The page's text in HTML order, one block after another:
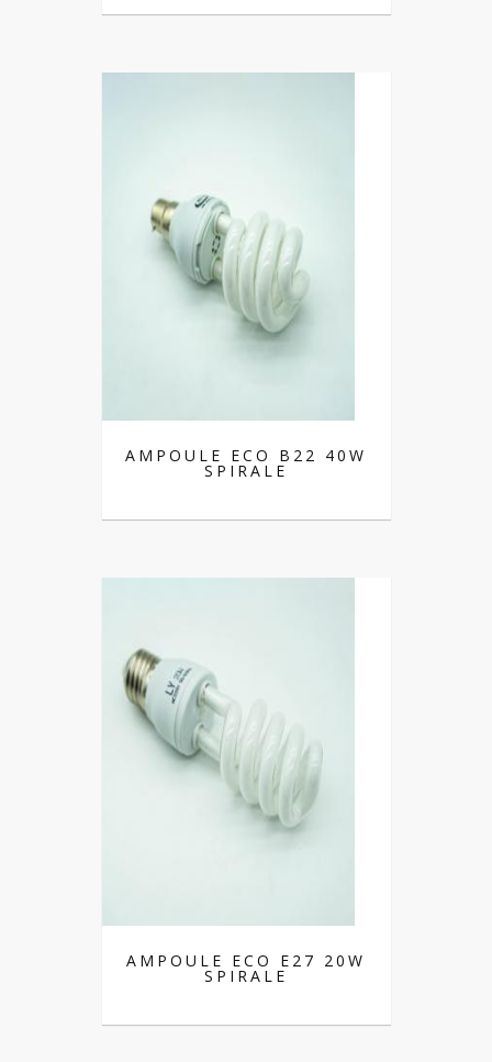
AMPOULE ECO B22 40W
SPIRALE
AMPOULE ECO E27 20W
SPIRALE